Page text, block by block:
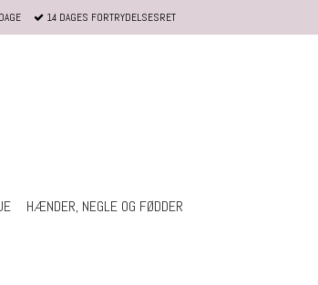
14 DAGES FORTRYDELSESRET
HÆNDER, NEGLE OG FØDDER